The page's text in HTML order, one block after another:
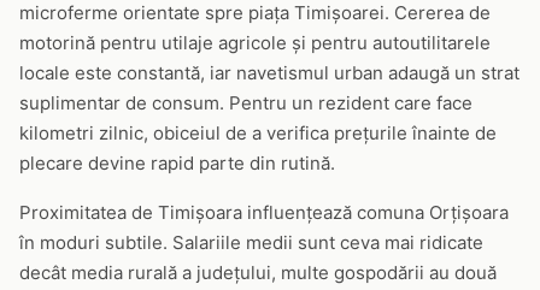
microferme orientate spre piața Timișoarei. Cererea de
motorină pentru utilaje agricole și pentru autoutilitarele
locale este constantă, iar navetismul urban adaugă un strat
suplimentar de consum. Pentru un rezident care face
kilometri zilnic, obiceiul de a verifica prețurile înainte de
plecare devine rapid parte din rutină.
Proximitatea de Timișoara influențează comuna Orțișoara
în moduri subtile. Salariile medii sunt ceva mai ridicate
decât media rurală a județului, multe gospodării au două